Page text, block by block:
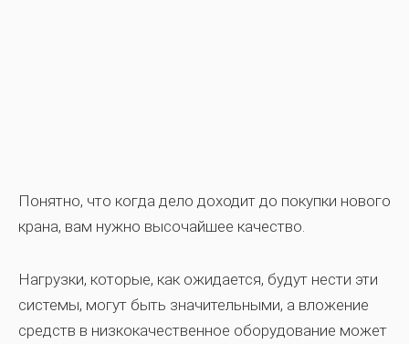
Понятно, что когда дело доходит до покупки нового
крана, вам нужно высочайшее качество.
Нагрузки, которые, как ожидается, будут нести эти
системы, могут быть значительными, а вложение
средств в низкокачественное оборудование может